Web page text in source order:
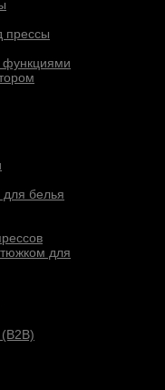
прессы
функциями
для белья
для